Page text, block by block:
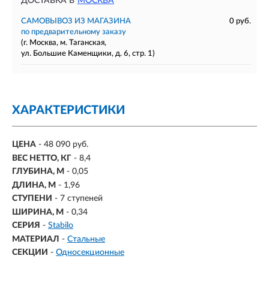
САМОВЫВОЗ ИЗ МАГАЗИНА
0 руб.
по предварительному заказу
(г. Москва, м. Таганская,
ул. Большие Каменщики, д. 6, стр. 1)
ХАРАКТЕРИСТИКИ
ЦЕНА - 48 090 руб.
ВЕС НЕТТО, КГ - 8,4
ГЛУБИНА, М - 0,05
ДЛИНА, М - 1,96
СТУПЕНИ - 7 ступеней
ШИРИНА, М - 0,34
СЕРИЯ - Stabilo
МАТЕРИАЛ - Стальные
СЕКЦИИ - Односекционные